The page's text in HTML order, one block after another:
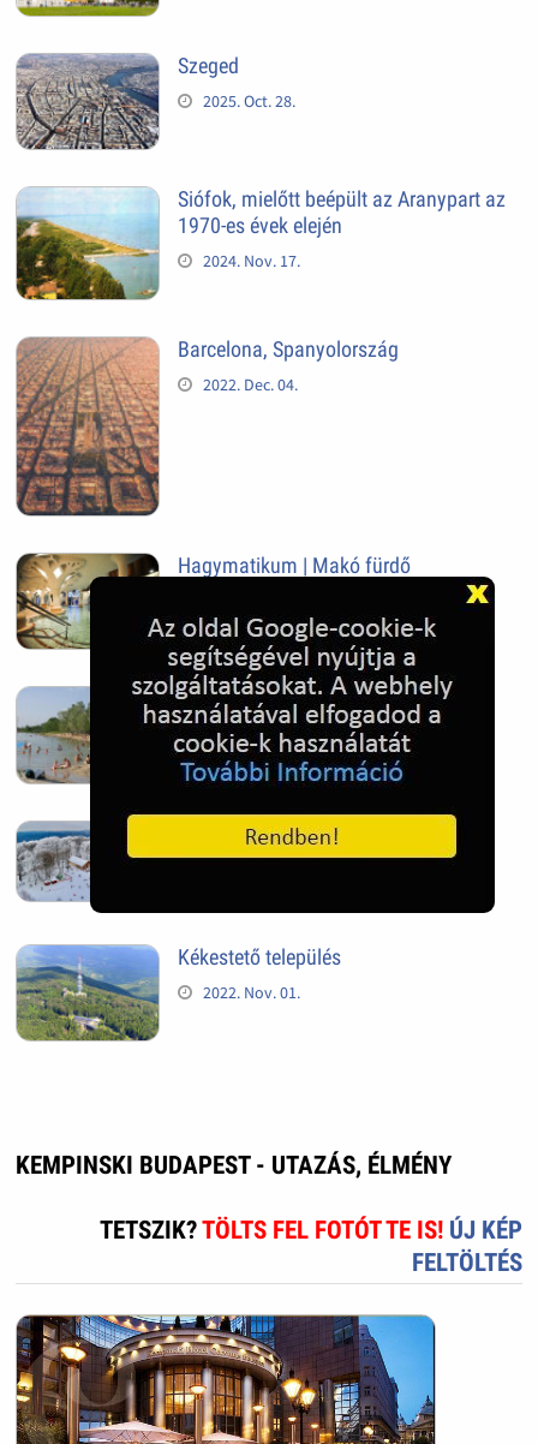
Szeged
2025. Oct. 28.
Siófok, mielőtt beépült az Aranypart az
1970-es évek elején
2024. Nov. 17.
Barcelona, Spanyolország
2022. Dec. 04.
Hagymatikum | Makó fürdő
Sándorfalva, Nádastó
2022. Nov. 01.
Hóban gyakran gazdag télen a
Kékestető
Kékestető település
2022. Nov. 01.
KEMPINSKI BUDAPEST - UTAZÁS, ÉLMÉNY
TETSZIK?TÖLTS FEL FOTÓT TE IS! ÚJ KÉP
FELTÖLTÉS